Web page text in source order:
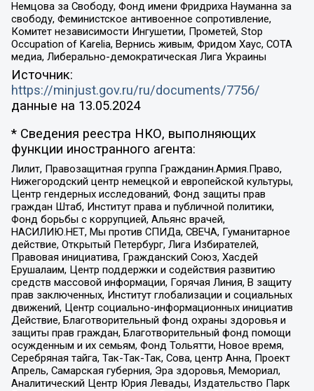
Немцова за Свободу, Фонд имени Фридриха Науманна за
свободу, Феминистское антивоенное сопротивление,
Комитет независимости Ингушетии, Прометей, Stop
Occupation of Karelia, Вернись живым, Фридом Хаус, СОТА
медиа, Либерально-демократическая Лига Украины
Источник:
https://minjust.gov.ru/ru/documents/7756/
данные на 13.05.2024
* Сведения реестра НКО, выполняющих
функции иностранного агента:
Лилит, Правозащитная группа Гражданин.Армия.Право,
Нижегородский центр немецкой и европейской культуры,
Центр гендерных исследований, Фонд защиты прав
граждан Штаб, Институт права и публичной политики,
Фонд борьбы с коррупцией, Альянс врачей,
НАСИЛИЮ.НЕТ, Мы против СПИДа, СВЕЧА, Гуманитарное
действие, Открытый Петербург, Лига Избирателей,
Правовая инициатива, Гражданский Союз, Хасдей
Ерушалаим, Центр поддержки и содействия развитию
средств массовой информации, Горячая Линия, В защиту
прав заключенных, Институт глобализации и социальных
движений, Центр социально-информационных инициатив
Действие, Благотворительный фонд охраны здоровья и
защиты прав граждан, Благотворительный фонд помощи
осужденным и их семьям, Фонд Тольятти, Новое время,
Серебряная тайга, Так-Так-Так, Сова, центр Анна, Проект
Апрель, Самарская губерния, Эра здоровья, Мемориал,
Аналитический Центр Юрия Левады, Издательство Парк